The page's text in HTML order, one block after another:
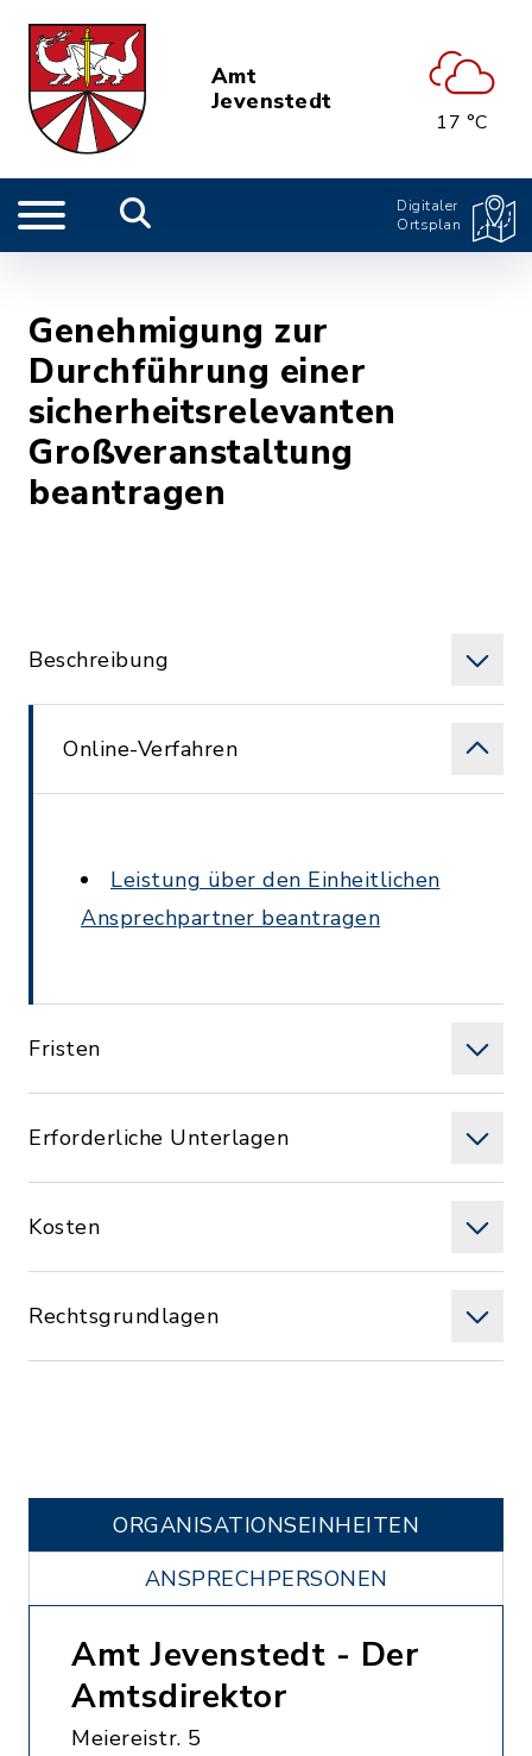
Amt
Jevenstedt
17 °C
Digitaler
Ortsplan
Genehmigung zur
Durchführung einer
sicherheitsrelevanten
Großveranstaltung
beantragen
Beschreibung
Online-Verfahren
Leistung über den Einheitlichen
Ansprechpartner beantragen
Fristen
Erforderliche Unterlagen
Kosten
Rechtsgrundlagen
ORGANISATIONS­EINHEITEN
ANSPRECHPERSONEN
Amt Jevenstedt - Der
Amtsdirektor
Meiereistr. 5